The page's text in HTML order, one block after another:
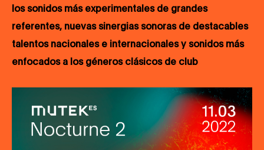
los sonidos más experimentales de grandes
referentes, nuevas sinergias sonoras de destacables
talentos nacionales e internacionales y sonidos más
enfocados a los géneros clásicos de club